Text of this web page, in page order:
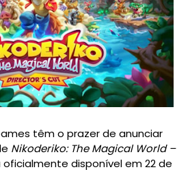
têm o prazer de anunciar
Nikoderiko: The Magical World –
disponível em 22 de